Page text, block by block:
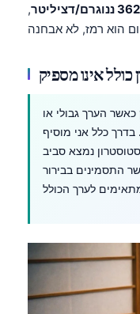
362 ננוגרם/דציליטר
,
אינו מספיק
כאשר הערך גבולי או
בדרך כלל אני מוסיף
נמצא סביב
התסמינים בבירור